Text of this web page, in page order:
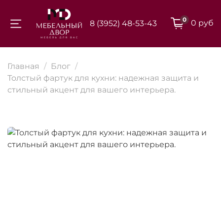
8 (3952) 48-53-43 0 0 руб
Главная
Блог
Толстый фартук для кухни: надежная защита и
стильный акцент для вашего интерьера.
Для клиентов всех банков
Разбейте
оплату на части
Сегодня
25%